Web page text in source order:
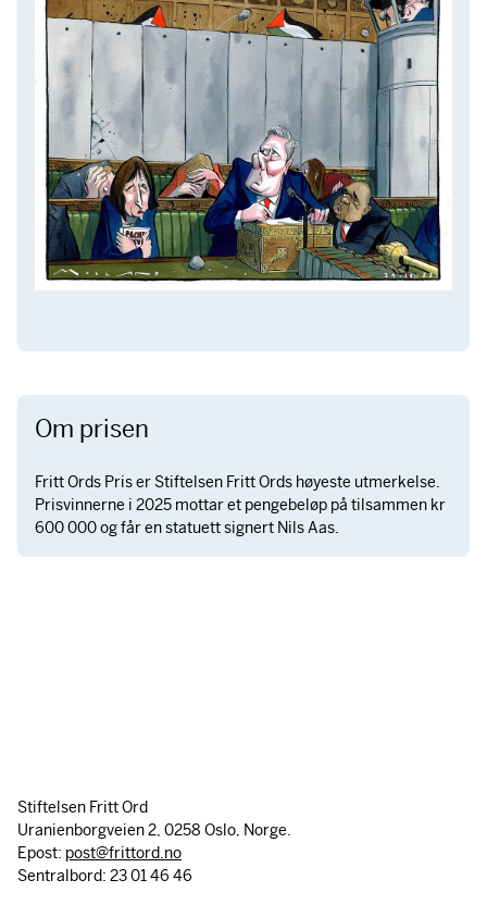
Om prisen
Fritt Ords Pris er Stiftelsen Fritt Ords høyeste utmerkelse.
Prisvinnerne i 2025 mottar et pengebeløp på tilsammen kr
600 000 og får en statuett signert Nils Aas.
Stiftelsen Fritt Ord
Uranienborgveien 2, 0258 Oslo, Norge.
Epost: post@frittord.no
Sentralbord: 23 01 46 46